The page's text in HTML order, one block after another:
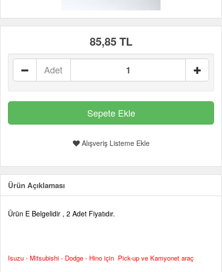
85,85 TL
Adet
Alışveriş Listeme Ekle
Ürün Açıklaması
Ürün E Belgelidir , 2 Adet Fiyatıdır.
Isuzu - Mitsubishi - Dodge - Hino için Pick-up ve Kamyonet araç